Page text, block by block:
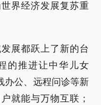
界经济发展复苏重
展都跃上了新的台
的推进让中华儿女
办公、远程问诊等新
就能与万物互联；